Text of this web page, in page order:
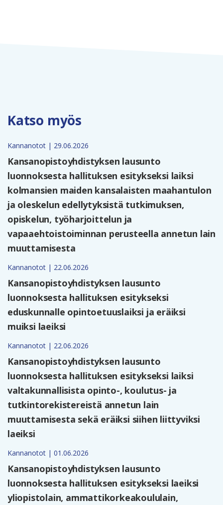
Katso myös
Kannanotot | 29.06.2026
Kansanopistoyhdistyksen lausunto
luonnoksesta hallituksen esitykseksi laiksi
kolmansien maiden kansalaisten maahantulon
ja oleskelun edellytyksistä tutkimuksen,
opiskelun, työharjoittelun ja
vapaaehtoistoiminnan perusteella annetun lain
muuttamisesta
Kannanotot | 22.06.2026
Kansanopistoyhdistyksen lausunto
luonnoksesta hallituksen esitykseksi
eduskunnalle opintoetuuslaiksi ja eräiksi
muiksi laeiksi
Kannanotot | 22.06.2026
Kansanopistoyhdistyksen lausunto
luonnoksesta hallituksen esitykseksi laiksi
valtakunnallisista opinto-, koulutus- ja
tutkintorekistereistä annetun lain
muuttamisesta sekä eräiksi siihen liittyviksi
laeiksi
Kannanotot | 01.06.2026
Kansanopistoyhdistyksen lausunto
luonnoksesta hallituksen esitykseksi laeiksi
yliopistolain, ammattikorkeakoululain,